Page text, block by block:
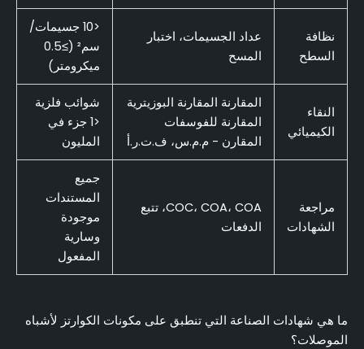
نظافة
السطح
عداد الجسيمات، اختبار
المسح
<10 جسيمات/
سم² (≥0.5
ميكرومتر)
النقاء
الكيميائي
المقارنة المقارنة البوزيترية
المقارنة للفوسفات
المقارن - م.م.س، ف.ت.ر.أ
شوائب فلزية
<1 جزء في
المليون
مراجعة
الشهادات
COC، COA، COA، تتبع
الدفعات
جميع
المستندات
موجودة
وسارية
المفعول
ما هي شهادات الصناعة التي تنطبق على مكونات الكوارتز لأشباه
الموصلات؟